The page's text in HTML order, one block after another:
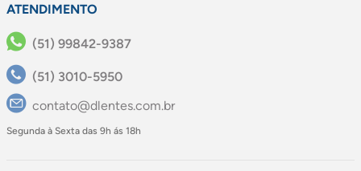
ATENDIMENTO
(51) 99842-9387
(51) 3010-5950
contato@dlentes.com.br
Segunda à Sexta das 9h ás 18h